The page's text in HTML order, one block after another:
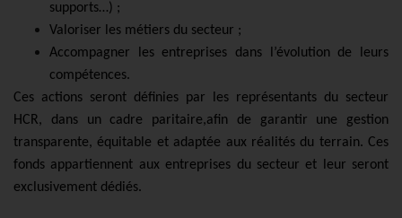
supports…) ;
Valoriser les métiers du secteur ;
Accompagner les entreprises dans l’évolution de leurs
compétences.
Ces actions seront définies par les représentants du secteur
HCR, dans un cadre paritaire,afin de garantir une gestion
transparente, équitable et adaptée aux réalités du terrain. Ces
fonds appartiennent aux entreprises du secteur et leur seront
exclusivement dédiés.